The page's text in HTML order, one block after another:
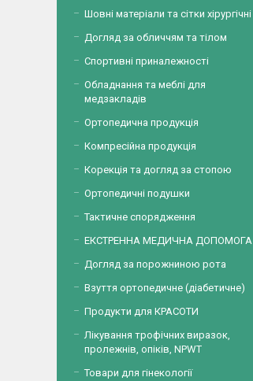
Шовні матеріали та сітки хірургічні
Догляд за обличчям та тілом
Спортивні приналежності
Обладнання та меблі для
медзакладів
Ортопедична продукція
Компресійна продукція
Корекція та догляд за стопою
Ортопедичні подушки
Тактичне спорядження
ЕКСТРЕННА МЕДИЧНА ДОПОМОГА
Догляд за порожниною рота
Взуття ортопедичне (діабетичне)
Продукти для КРАСОТИ
Лікування трофічних виразок,
пролежнів, опіків, NPWT
Товари для гінекології